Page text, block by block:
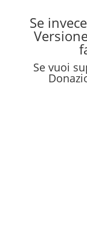
Se
Se vuoi